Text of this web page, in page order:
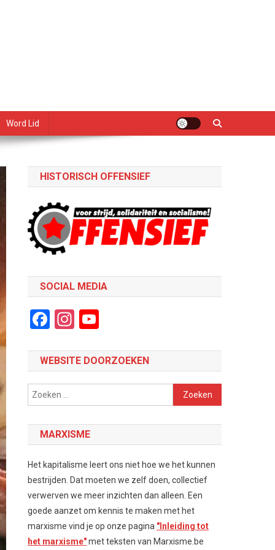
Word Lid
HISTORISCH OFFENSIEF
SOCIAL MEDIA
Facebook
Instagram
WEBSITE DOORZOEKEN
Zoeken
naar:
MARXISME
Het kapitalisme leert ons niet hoe we het kunnen
bestrijden. Dat moeten we zelf doen, collectief
verwerven we meer inzichten dan alleen. Een
goede aanzet om kennis te maken met het
marxisme vind je op onze pagina "Inleiding tot
het marxisme"met teksten van Marxisme.be